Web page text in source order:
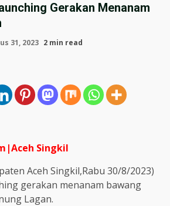
Gerakan Menanam
31, 2023 2 min read
Singkil
Aceh Singkil,Rabu 30/8/2023)
gerakan menanam bawang
Lagan.